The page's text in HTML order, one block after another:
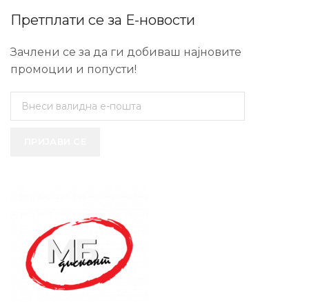
Претплати се за Е-новости
Зачлени се за да ги добиваш најновите
промоции и попусти!